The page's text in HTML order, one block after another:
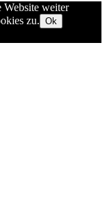
Website weiter
zu. Ok